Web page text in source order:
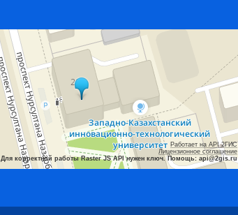
Работает на API 2ГИС
Лицензионное соглашение
Для корректной работы Raster JS API нужен ключ. Помощь: api@2gis.ru